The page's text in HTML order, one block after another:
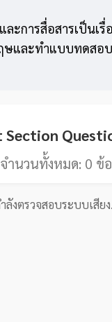
ะการสื่อสารเป็นเ
ษและทำแบบทดสอ
Section
จำนวนทั้งหมด: 0 ข้อ
ลังตรวจสอบระบบเสีย